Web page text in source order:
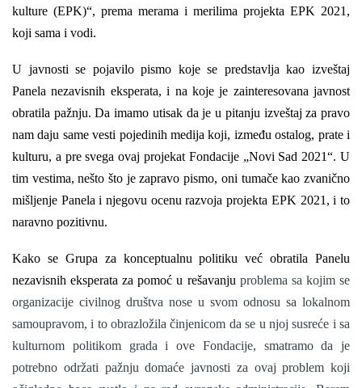
kulture (EPK)“, prema merama i merilima projekta EPK 2021,
koji sama i vodi.
U javnosti se pojavilo pismo koje se predstavlja kao izveštaj
Panela nezavisnih eksperata, i na koje je zainteresovana javnost
obratila pažnju. Da imamo utisak da je u pitanju izveštaj za pravo
nam daju same vesti pojedinih medija koji, između ostalog, prate i
kulturu, a pre svega ovaj projekat Fondacije „Novi Sad 2021“. U
tim vestima, nešto što je zapravo pismo, oni tumače kao zvanično
mišljenje Panela i njegovu ocenu razvoja projekta EPK 2021, i to
naravno pozitivnu.
Kako se Grupa za konceptualnu politiku već obratila Panelu
nezavisnih eksperata za pomoć u rešavanju problema sa kojim se
organizacije civilnog društva nose u svom odnosu sa lokalnom
samoupravom, i to obrazložila činjenicom da se u njoj susreće i sa
kulturnom politikom grada i ove Fondacije, smatramo da je
potrebno održati pažnju domaće javnosti za ovaj problem koji